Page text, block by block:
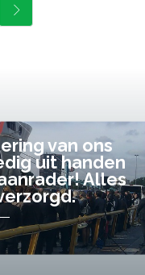
van ons
uit handen
Alles